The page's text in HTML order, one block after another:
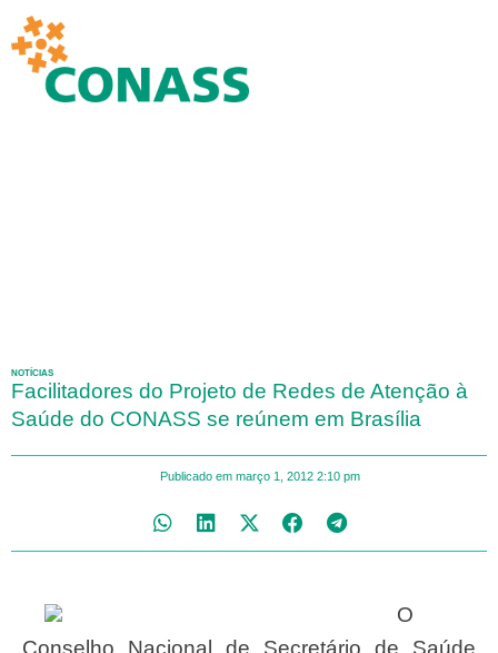
NOTÍCIAS
Facilitadores do Projeto de Redes de Atenção à
Saúde do CONASS se reúnem em Brasília
Publicado em março 1, 2012 2:10 pm
O
Conselho Nacional de Secretário de Saúde